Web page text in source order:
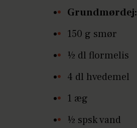
Grundmørdej:
150 g smør
½ dl flormelis
4 dl hvedemel
1 æg
½ spsk vand